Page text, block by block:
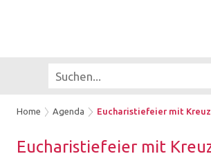
Home Agenda Eucharistiefeier mit
Eu­cha­ris­tie­fei­er mit